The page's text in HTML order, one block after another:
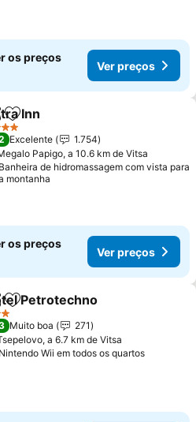
os preços
Ver preços
Adicionar aos favoritos
Inn
Excelente
1.754
Papigo, a 10.6 km de Vitsa
Banheira de hidromassagem com vista para
montanha
os preços
Ver preços
Adicionar aos favoritos
Petrotechno
Muito boa
271
a 6.7 km de Vitsa
Nintendo Wii em todos os quartosVer